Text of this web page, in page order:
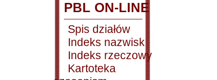
PBL ON-LINE
Spis działów
Indeks nazwisk
Indeks rzeczowy
Kartoteka